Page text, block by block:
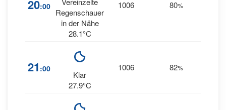
20:00
Regenschauer
in der Nähe
28.1°C
1006 80%
21 :00
Klar
27.9°C
1006 82%